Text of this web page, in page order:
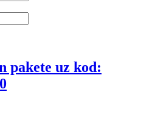
pakete uz kod: